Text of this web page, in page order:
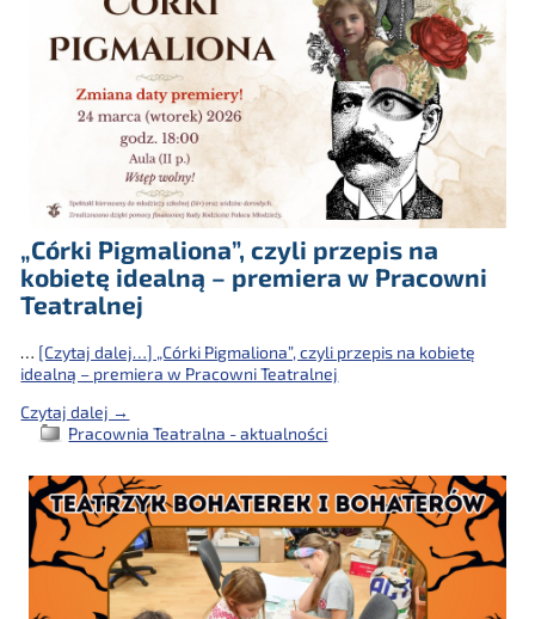
„Córki Pigmaliona”, czyli przepis na
kobietę idealną – premiera w Pracowni
Teatralnej
… [Czytaj dalej…] „Córki Pigmaliona”, czyli przepis na kobietę
idealną – premiera w Pracowni Teatralnej
Czytaj dalej →
Pracownia Teatralna - aktualności